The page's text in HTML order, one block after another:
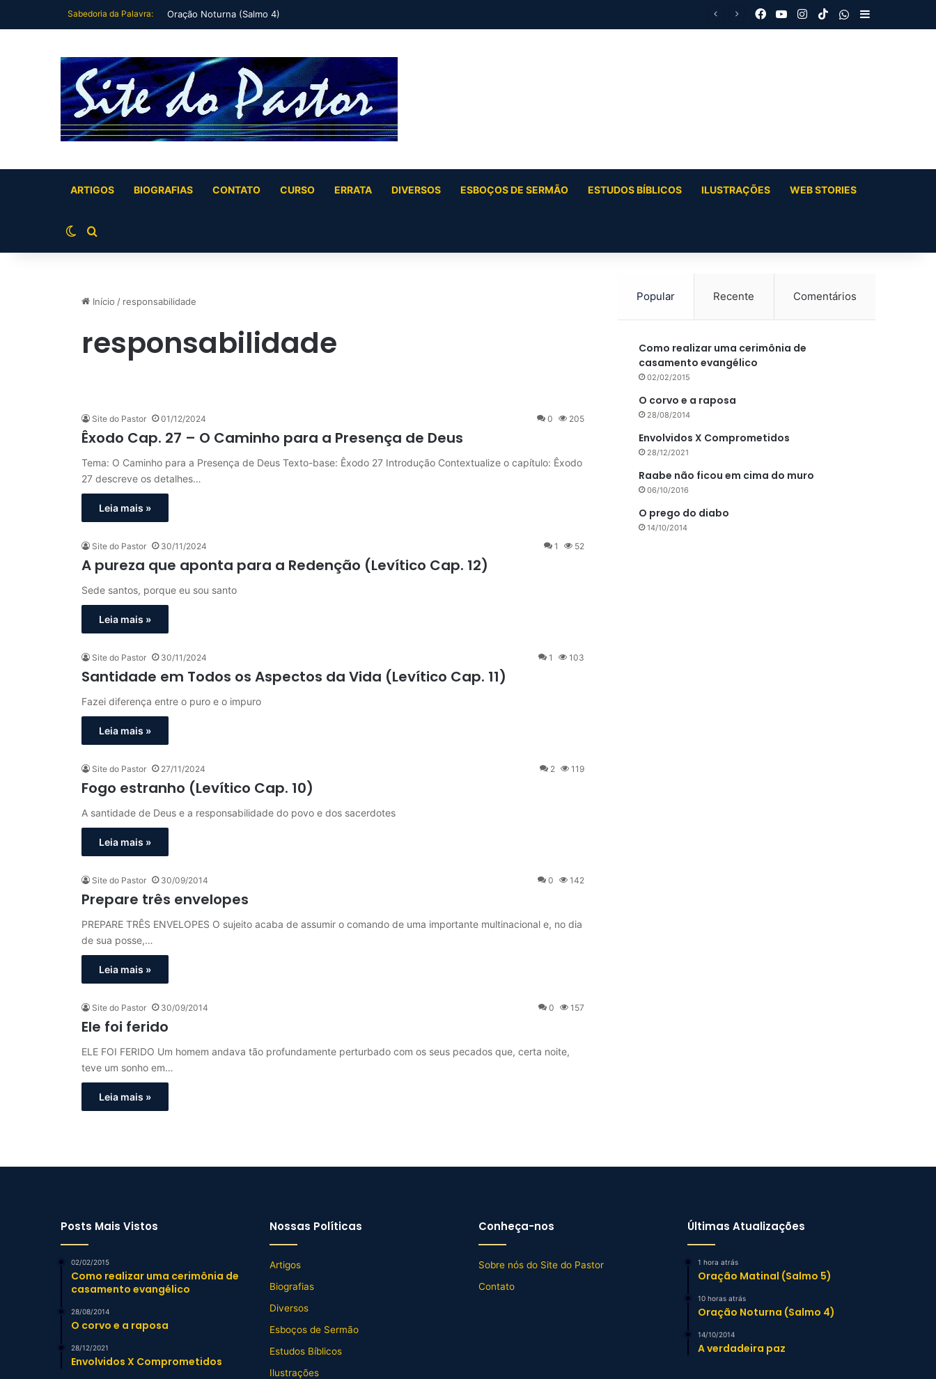
Sabedoria da Palavra: Oração Noturna (Salmo 4) Facebook
YouTubeInstagram
TikTokWhatsApp
Barra Lateral
ARTIGOS BIOGRAFIAS CONTATO CURSO ERRATA DIVERSOS ESBOÇOS DE SERMÃO ESTUDOS BÍBLICOS ILUSTRAÇÕES WEB STORIES
Switch skin
Buscar por
Início / responsabilidade
responsabilidade
Site do Pastor 01/12/2024 0 205
Êxodo Cap. 27 – O Caminho para a Presença de Deus
Tema: O Caminho para a Presença de Deus Texto-base: Êxodo 27 Introdução Contextualize o capítulo: Êxodo
27 descreve os detalhes…
Leia mais »
Site do Pastor 30/11/2024 1 52
A pureza que aponta para a Redenção (Levítico Cap. 12)
Sede santos, porque eu sou santo
Leia mais »
Site do Pastor 30/11/2024 1 103
Santidade em Todos os Aspectos da Vida (Levítico Cap. 11)
Fazei diferença entre o puro e o impuro
Leia mais »
Site do Pastor 27/11/2024 2 119
Fogo estranho (Levítico Cap. 10)
A santidade de Deus e a responsabilidade do povo e dos sacerdotes
Leia mais »
Site do Pastor 30/09/2014 0 142
Prepare três envelopes
PREPARE TRÊS ENVELOPES O sujeito acaba de assumir o comando de uma importante multinacional e, no dia
de sua posse,…
Leia mais »
Site do Pastor 30/09/2014 0 157
Ele foi ferido
ELE FOI FERIDO Um homem andava tão profundamente perturbado com os seus pecados que, certa noite,
teve um sonho em…
Leia mais »
Popular Recente Comentários
Como realizar uma cerimônia de
casamento evangélico
02/02/2015
O corvo e a raposa
28/08/2014
Envolvidos X Comprometidos
28/12/2021
Raabe não ficou em cima do muro
06/10/2016
O prego do diabo
14/10/2014
Posts Mais Vistos
02/02/2015
Como realizar uma cerimônia de
casamento evangélico
28/08/2014
O corvo e a raposa
28/12/2021
Envolvidos X Comprometidos
Nossas Políticas
Artigos
Biografias
Diversos
Esboços de Sermão
Estudos Bíblicos
Ilustrações
Conheça-nos
Sobre nós do Site do Pastor
Contato
Últimas Atualizações
1 hora atrás
Oração Matinal (Salmo 5)
10 horas atrás
Oração Noturna (Salmo 4)
14/10/2014
A verdadeira paz